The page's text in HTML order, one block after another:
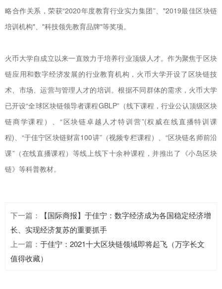
略合作关系，荣获“2020年度教育行业实力集团”、"2019最佳区块链
培训机构"、"科技领先教育品牌"等奖项。
火币大学自成立以来一直致力于培养行业顶级人才。作为聚焦于区块
链应用和数字经济发展的行业教育机构，火币大学开设了区块链技
术、市场、运营与管理人才的培训。根据不同群体的需求，火币大学
已开设“全球区块链领导者课程GBLP”（线下课程，行业公认顶级区块
链商学课程）、“区块链卓越人才特训营”(权威在线直播特训课
程)、“于佳宁区块链财富100讲”（视频专栏课程）、“区块链名师前沿
课”（在线直播课程）等线上线下十余种课程，并推出了《小岛区块
链》等科普教材。
下一篇 ：
【国际商报】于佳宁：数字经济成为各国稳定经济增
长、实现经济复苏的重要抓手
上一篇 ： 于佳宁：2021十大区块链领域即将起飞（万字长文
值得收藏）